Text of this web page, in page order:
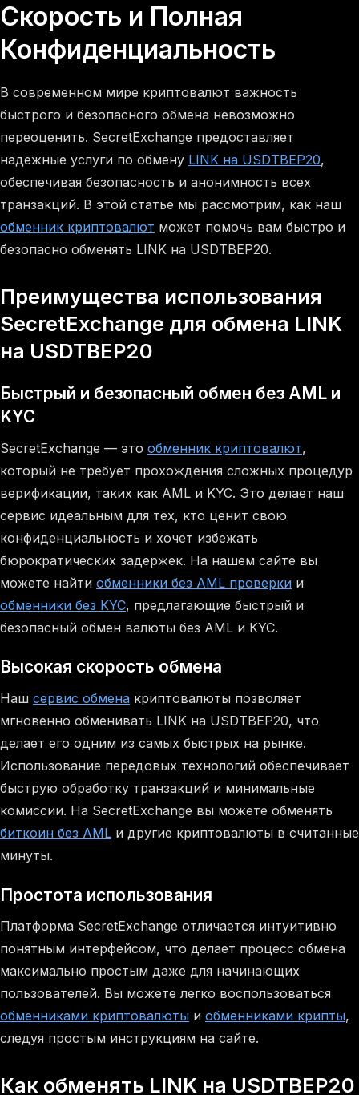
Скорость и Полная
Конфиденциальность
В современном мире криптовалют важность
быстрого и безопасного обмена невозможно
переоценить. SecretExchange предоставляет
надежные услуги по обмену LINK на USDTBEP20,
обеспечивая безопасность и анонимность всех
транзакций. В этой статье мы рассмотрим, как наш
обменник криптовалют может помочь вам быстро и
безопасно обменять LINK на USDTBEP20.
Преимущества использования
SecretExchange для обмена LINK
на USDTBEP20
Быстрый и безопасный обмен без AML и
KYC
SecretExchange — это обменник криптовалют,
который не требует прохождения сложных процедур
верификации, таких как AML и KYC. Это делает наш
сервис идеальным для тех, кто ценит свою
конфиденциальность и хочет избежать
бюрократических задержек. На нашем сайте вы
можете найти обменники без AML проверки и
обменники без KYC, предлагающие быстрый и
безопасный обмен валюты без AML и KYC.
Высокая скорость обмена
Наш сервис обмена криптовалюты позволяет
мгновенно обменивать LINK на USDTBEP20, что
делает его одним из самых быстрых на рынке.
Использование передовых технологий обеспечивает
быструю обработку транзакций и минимальные
комиссии. На SecretExchange вы можете обменять
биткоин без AML и другие криптовалюты в считанные
минуты.
Простота использования
Платформа SecretExchange отличается интуитивно
понятным интерфейсом, что делает процесс обмена
максимально простым даже для начинающих
пользователей. Вы можете легко воспользоваться
обменниками криптовалюты и обменниками крипты,
следуя простым инструкциям на сайте.
Как обменять LINK на USDTBEP20